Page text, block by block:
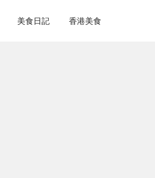
美食日記 香港美食